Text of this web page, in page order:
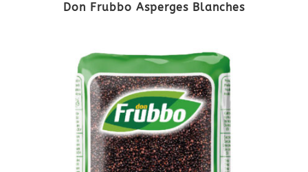
Don Frubbo Asperges Blanches